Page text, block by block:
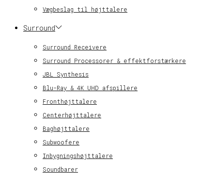
Vægbeslag til højttalere
Surround
Surround Receivere
Surround Processorer & effektforstærkere
JBL Synthesis
Blu-Ray & 4K UHD afspillere
Fronthøjttalere
Centerhøjttalere
Baghøjttalere
Subwoofere
Inbygningshøjttalere
Soundbarer